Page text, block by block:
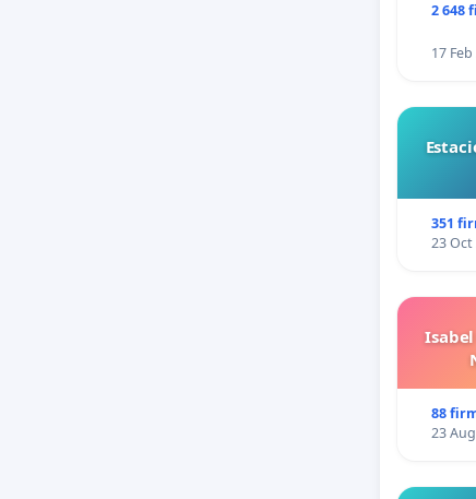
2 648
17
351
23 Oct
88
23